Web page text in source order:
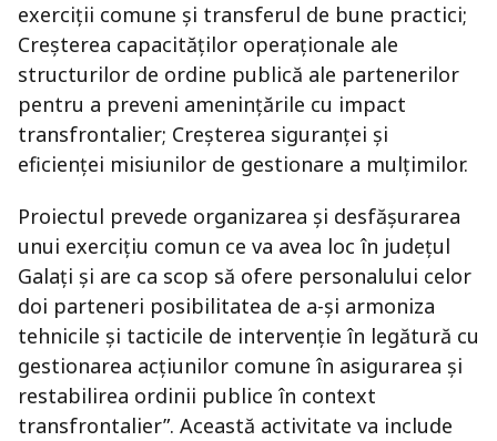
exerciții comune și transferul de bune practici;
Creșterea capacităților operaționale ale
structurilor de ordine publică ale partenerilor
pentru a preveni amenințările cu impact
transfrontalier; Creșterea siguranței și
eficienței misiunilor de gestionare a mulțimilor.
Proiectul prevede organizarea și desfășurarea
unui exercițiu comun ce va avea loc în județul
Galați și are ca scop să ofere personalului celor
doi parteneri posibilitatea de a-și armoniza
tehnicile și tacticile de intervenție în legătură cu
gestionarea acțiunilor comune în asigurarea și
restabilirea ordinii publice în context
transfrontalier”. Această activitate va include